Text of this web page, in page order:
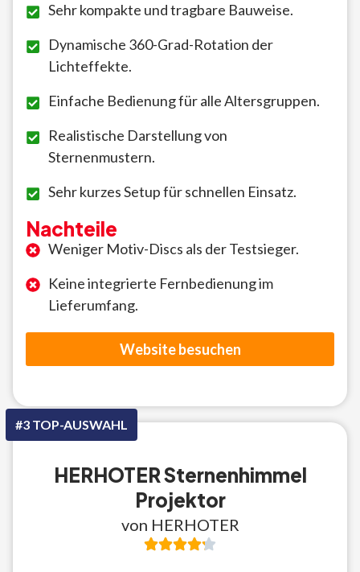
Sehr kompakte und tragbare Bauweise.
Dynamische 360-Grad-Rotation der
Lichteffekte.
Einfache Bedienung für alle Altersgruppen.
Realistische Darstellung von
Sternenmustern.
Sehr kurzes Setup für schnellen Einsatz.
Nachteile
Weniger Motiv-Discs als der Testsieger.
Keine integrierte Fernbedienung im
Lieferumfang.
Website besuchen
#3 TOP-AUSWAHL
HERHOTER Sternenhimmel
Projektor
von HERHOTER